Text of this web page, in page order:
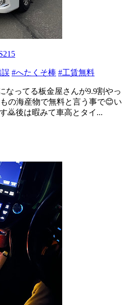
#へたくそ棒 #工賃無料
なってる板金屋さんが9.9割やっ
の海産物で無料と言う事で😊い
🙇後は暇みて車高とタイ...